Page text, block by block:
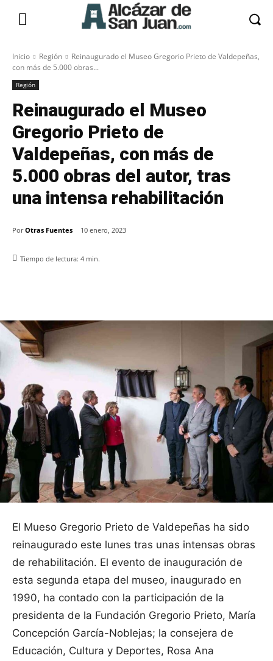
Inicio Región
Reinaugurado el Museo Gregorio Prieto de Valdepeñas,
con más de 5.000 obras...
Región
Reinaugurado el Museo
Gregorio Prieto de
Valdepeñas, con más de
5.000 obras del autor, tras
una intensa rehabilitación
Por Otras Fuentes 10 enero, 2023
Tiempo de lectura: 4 min.
El Mueso Gregorio Prieto de Valdepeñas ha sido
reinaugurado este lunes tras unas intensas obras
de rehabilitación. El evento de inauguración de
esta segunda etapa del museo, inaugurado en
1990, ha contado con la participación de la
presidenta de la Fundación Gregorio Prieto, María
Concepción García-Noblejas; la consejera de
Educación, Cultura y Deportes, Rosa Ana